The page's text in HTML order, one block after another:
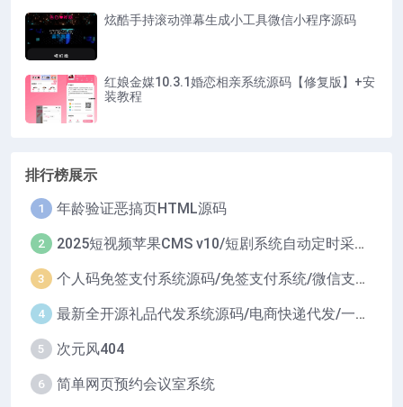
炫酷手持滚动弹幕生成小工具微信小程序源码
红娘金媒10.3.1婚恋相亲系统源码【修复版】+安
装教程
排行榜展示
1 年龄验证恶搞页HTML源码
2 2025短视频苹果CMS v10/短剧系统自动定时采集H5移动端在线影视视频短剧源码小剧场短剧影视源码
3 个人码免签支付系统源码/免签支付系统/微信支付平台
4 最新全开源礼品代发系统源码/电商快递代发/一件代发系统
5 次元风404
6 简单网页预约会议室系统